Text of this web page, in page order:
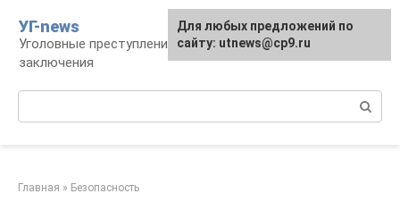
контенту
УГ-news
Уголовные преступления, наказания, места
заключения
Главная » Безопасность
Для любых предложений по
сайту: utnews@cp9.ru